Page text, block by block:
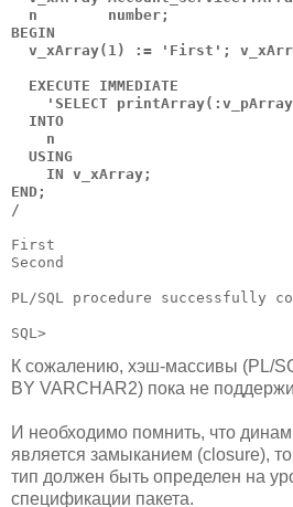
  n        number;
BEGIN
v_xArray(1) := 'First';
  EXECUTE IMMEDIATE
'SELECT
  INTO
    n
  USING
    IN v_xArray;
END;
/
First
Second
PL/SQL procedure successfully
К сожалению, хэш-массивы (PL/
BY VARCHAR2) пока не
И необходимо помнить, что
является замыканием (closure),
тип должен быть определен на
спецификации пакета.